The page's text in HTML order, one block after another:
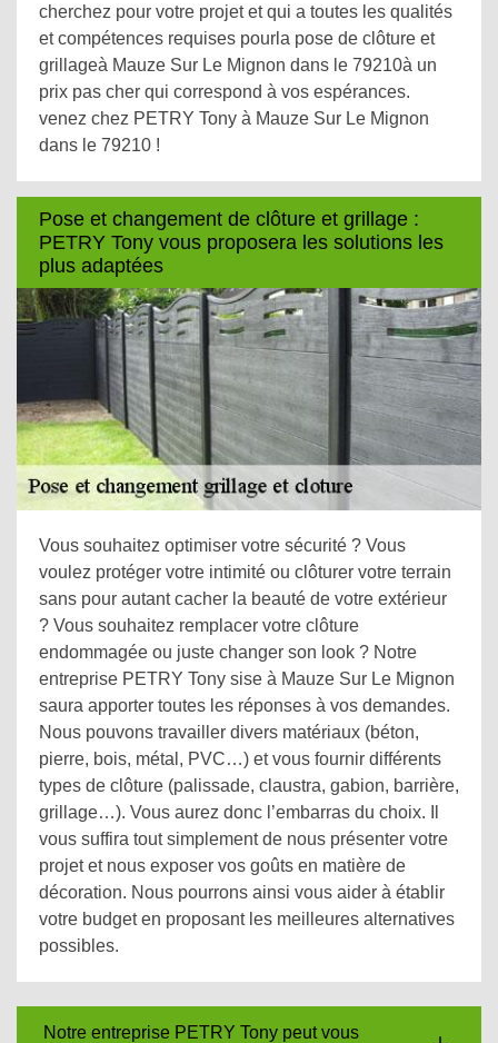
cherchez pour votre projet et qui a toutes les qualités
et compétences requises pourla pose de clôture et
grillageà Mauze Sur Le Mignon dans le 79210à un
prix pas cher qui correspond à vos espérances.
venez chez PETRY Tony à Mauze Sur Le Mignon
dans le 79210 !
Pose et changement de clôture et grillage :
PETRY Tony vous proposera les solutions les
plus adaptées
Vous souhaitez optimiser votre sécurité ? Vous
voulez protéger votre intimité ou clôturer votre terrain
sans pour autant cacher la beauté de votre extérieur
? Vous souhaitez remplacer votre clôture
endommagée ou juste changer son look ? Notre
entreprise PETRY Tony sise à Mauze Sur Le Mignon
saura apporter toutes les réponses à vos demandes.
Nous pouvons travailler divers matériaux (béton,
pierre, bois, métal, PVC…) et vous fournir différents
types de clôture (palissade, claustra, gabion, barrière,
grillage…). Vous aurez donc l’embarras du choix. Il
vous suffira tout simplement de nous présenter votre
projet et nous exposer vos goûts en matière de
décoration. Nous pourrons ainsi vous aider à établir
votre budget en proposant les meilleures alternatives
possibles.
Notre entreprise PETRY Tony peut vous